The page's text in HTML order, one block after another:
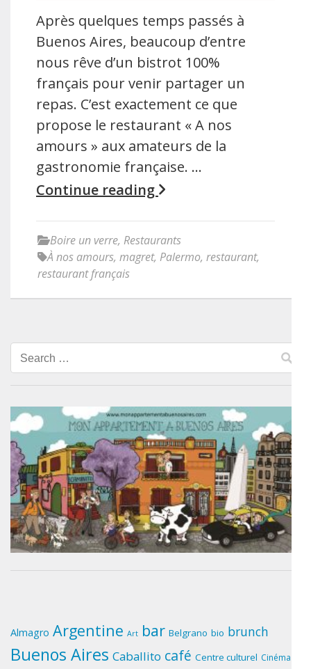
Après quelques temps passés à
Buenos Aires, beaucoup d’entre
nous rêve d’un bistrot 100%
français pour venir partager un
repas. C’est exactement ce que
propose le restaurant « A nos
amours » aux amateurs de la
gastronomie française. …
Continue reading
Boire un verre, Restaurants
À nos amours, magret, Palermo, restaurant,
restaurant français
Search
for:
Almagro Argentine Art bar Belgrano bio brunch
Buenos Aires Caballito café Centre culturel Cinéma